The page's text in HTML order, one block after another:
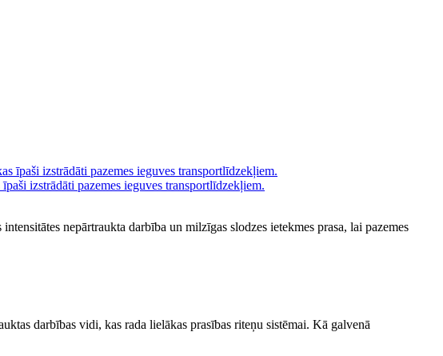
izstrādāti pazemes ieguves transportlīdzekļiem.
nepārtraukta darbība un milzīgas slodzes ietekmes prasa, lai pazemes
darbības vidi, kas rada lielākas prasības riteņu sistēmai. Kā galvenā